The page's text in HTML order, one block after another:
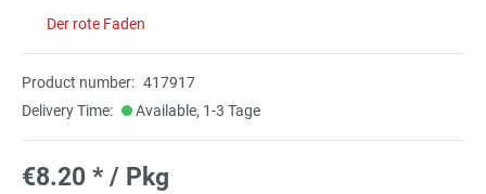
Der rote Faden
Product number: 417917
Delivery Time:
Available, 1-3 Tage
€8.20 * / Pkg